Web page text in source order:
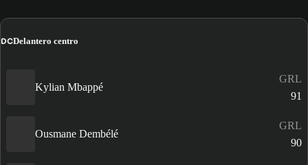
DCDelantero centro
Kylian Mbappé
GRL
91
Ousmane Dembélé
GRL
90